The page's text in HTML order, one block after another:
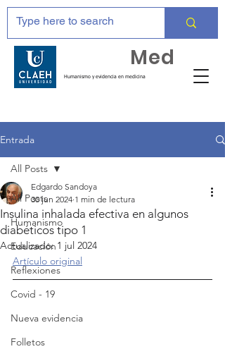
Humanismo y evidencia en medicina
Med
Entrada
All Posts
Humanismo
Educación
Reflexiones
Covid - 19
Nueva evidencia
Folletos
All Posts
Insulina inhalada efectiva en algunos
diabéticos tipo 1
Edgardo Sandoya
30 jun 2024 1 min de lectura
Actualizado:1 jul 2024
Artículo original